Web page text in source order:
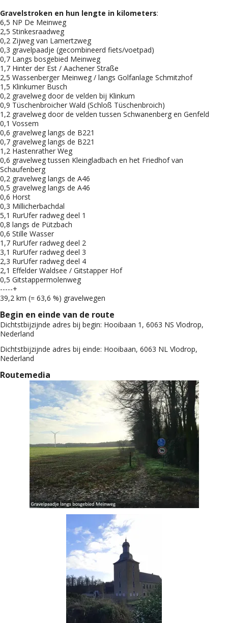
Gravelstroken en hun lengte in kilometers:
6,5 NP De Meinweg
2,5 Stinkesraadweg
0,2 Zijweg van Lamertzweg​​​​​
0,3 gravelpaadje (gecombineerd fiets/voetpad)
0,7 Langs bosgebied Meinweg
1,7 Hinter der Est / Aachener Straße
2,5 Wassenberger Meinweg / langs Golfanlage Schmitzhof
1,5 Klinkumer Busch
0,2 gravelweg door de velden bij Klinkum
0,9 Tüschenbroicher Wald (Schloß Tüschenbroich)
1,2 gravelweg door de velden tussen Schwanenberg en Genfeld
0,1 Vossem
0,6 gravelweg langs de B221
0,7 gravelweg langs de B221
1,2 Hastenrather Weg
0,6 gravelweg tussen Kleingladbach en het Friedhof van
Schaufenberg
0,2 gravelweg langs de A46
0,5 gravelweg langs de A46
0,6 Horst
0,3 Millicherbachdal
5,1 RurUfer radweg deel 1
0,8 langs de Pützbach
0,6 Stille Wasser
1,7 RurUfer radweg deel 2
3,1 RurUfer radweg deel 3
2,3 RurUfer radweg deel 4
2,1 Effelder Waldsee / Gitstapper Hof
0,5 Gitstappermolenweg
-----+
39,2 km (= 63,6 %) gravelwegen
Begin en einde van de route
Dichtstbijzijnde adres bij begin: Hooibaan 1, 6063 NS Vlodrop,
Nederland
Dichtstbijzijnde adres bij einde: Hooibaan, 6063 NL Vlodrop,
Nederland
Routemedia